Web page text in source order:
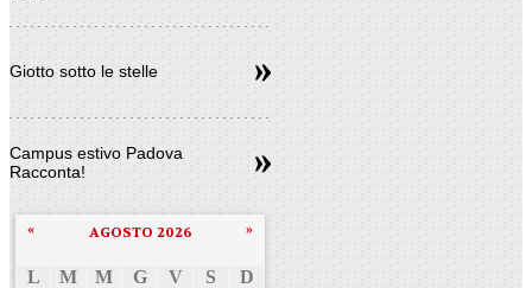
Giotto sotto le stelle
Campus estivo Padova
Racconta!
AGOSTO 2026
« »
L M M G V S D